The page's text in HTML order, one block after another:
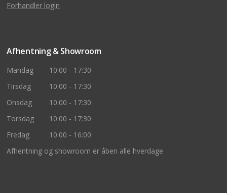
Forhandler login
Afhentning & Showroom
Mandag
10:00 - 17:30
Tirsdag
10:00 - 17:30
Onsdag
10:00 - 17:30
Torsdag
10:00 - 17:30
Fredag
10:00 - 16:00
Afhentning og showroom er åben alle hverdage